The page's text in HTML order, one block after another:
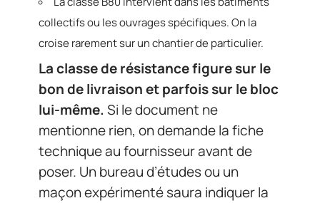
collectifs ou les ouvrages spécifiques. On la
croise rarement sur un chantier de particulier.
La classe de résistance figure sur le
bon de livraison et parfois sur le bloc
lui-même. Si le document ne
mentionne rien, on demande la fiche
technique au fournisseur avant de
poser. Un bureau d’études ou un
maçon expérimenté saura indiquer la